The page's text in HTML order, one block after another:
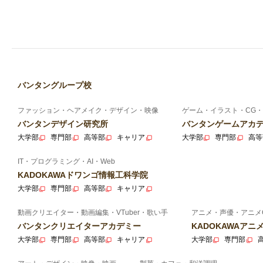
バンタングループ校
ファッション・ヘアメイク・デザイン・映像
バンタンデザイン研究所
大学部 専門部 高等部 キャリア
ゲーム・イラスト・CG
バンタンゲームアカ
大学部 専門部 高
IT・プログラミング・AI・Web
KADOKAWAドワンゴ情報工科学院
大学部 専門部 高等部 キャリア
動画クリエイター・動画編集・VTuber・歌い手
バンタンクリエイターアカデミー
大学部 専門部 高等部 キャリア
アニメ・声優・アニ
KADOKAWAアニ
大学部 専門部